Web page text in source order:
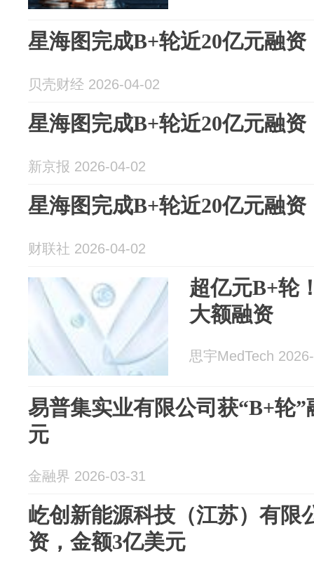
星海图完成B+轮近20亿元融资
贝壳财经 2026-04-02
星海图完成B+轮近20亿元融资
新京报 2026-04-02
星海图完成B+轮近20亿元融资
财联社 2026-04-02
超亿元B+轮
大额融资
思宇MedTech
易普集实业有限公司获“B+轮
元
金融界 2026-03-31
屹创新能源科技（江苏）有限
资，金额3亿美元